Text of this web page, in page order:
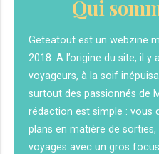
Qui
Geteatout est un webzine
2018. A l’origine du site, il y
voyageurs, à la soif
surtout des passionnés de
rédaction est simple : vous
plans en matière de
voyages avec un gros